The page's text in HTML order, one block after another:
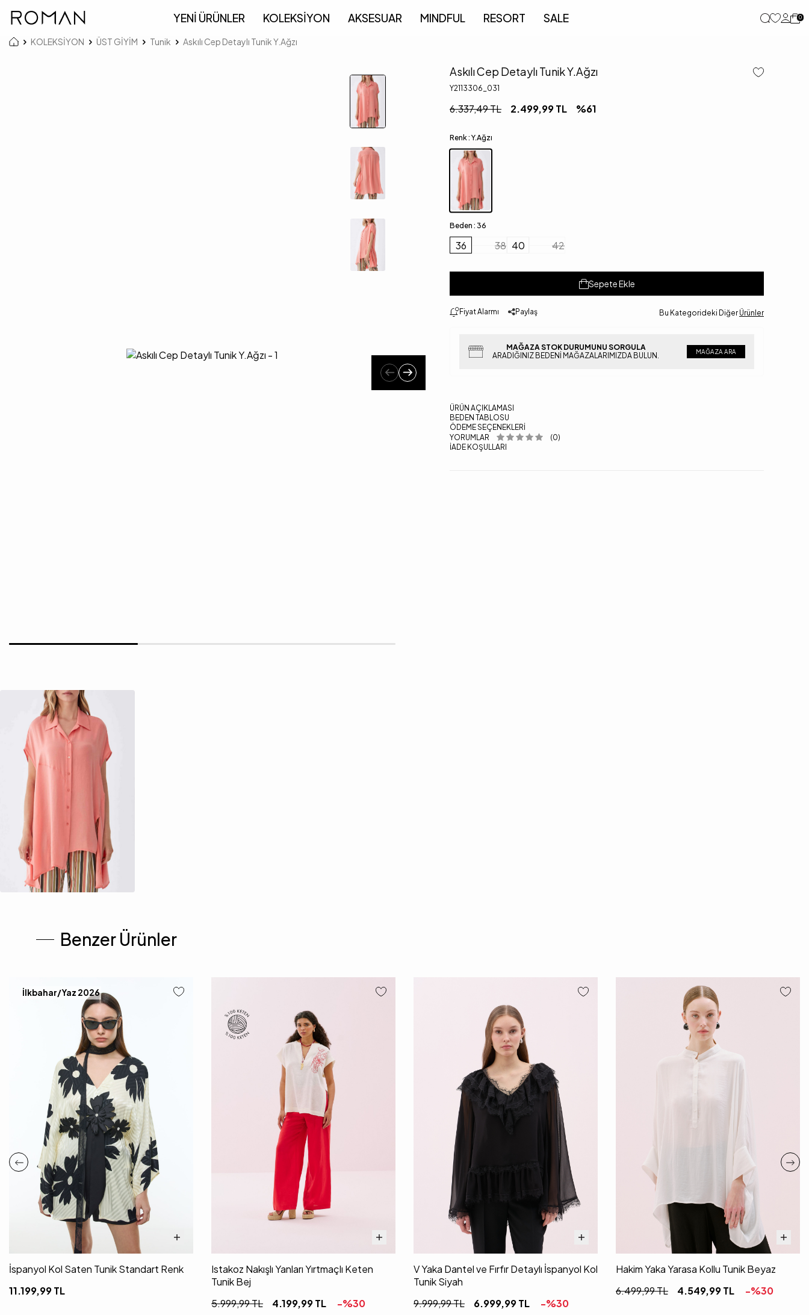
YENİ ÜRÜNLER KOLEKSİYON AKSESUAR MINDFUL RESORT SALE 0
KOLEKSİYON ÜST GİYİM Tunik Askılı Cep Detaylı Tunik Y.Ağzı
Askılı Cep Detaylı Tunik Y.Ağzı
Y2113306_031
6.337,49TL 2.499,99TL %61
Renk : Y.Ağzı
Beden : 36
36 38 40 42
Sepete Ekle
Fiyat Alarmı Paylaş Bu Kategorideki Diğer Ürünler
MAĞAZA STOK DURUMUNU SORGULA
ARADIĞINIZ BEDENI MAĞAZALARIMIZDA BULUN.
MAĞAZA ARA
ÜRÜN AÇIKLAMASI
BEDEN TABLOSU
ÖDEME SEÇENEKLERI
YORUMLAR
(0)
İADE KOŞULLARI
Benzer Ürünler
İlkbahar/Yaz 2026
İspanyol Kol Saten Tunik Standart Renk
11.199,99TL
Istakoz Nakışlı Yanları Yırtmaçlı Keten
Tunik Bej
5.999,99TL 4.199,99TL -%30
V Yaka Dantel ve Fırfır Detaylı İspanyol Kol
Tunik Siyah
9.999,99TL 6.999,99TL -%30
Hakim Yaka Yarasa Kollu Tunik Beyaz
6.499,99TL 4.549,99TL -%30